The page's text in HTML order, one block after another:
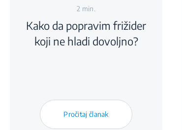
2 min.
Kako da popravim frižider
koji ne hladi dovoljno?
Pročitaj članak